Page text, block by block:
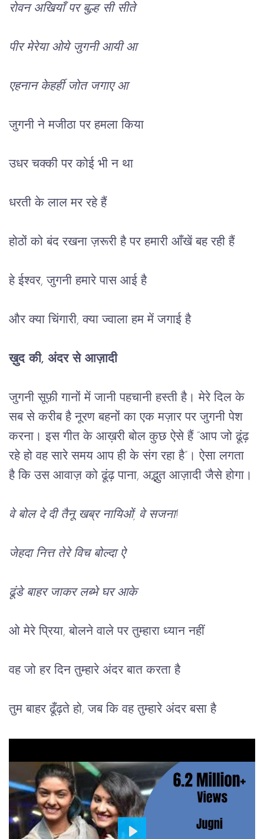
रोवन अखियाँ पर बुल्ह सी सीते
पीर मेरेया ओये जुगनी आयी आ
एहनान केहर्ही जोत जगाए आ
जुगनी ने मजीठा पर हमला किया
उधर चक्की पर कोई भी न था
धरती के लाल मर रहे हैं
होठों को बंद रखना ज़रूरी है पर हमारी आँखें बह रही हैं
हे ईश्वर, जुगनी हमारे पास आई है
और क्या चिंगारी, क्या ज्वाला हम में जगाई है
ख़ुद की, अंदर से आज़ादी
जुगनी सूफ़ी गानों में जानी पहचानी हस्ती है। मेरे दिल के
सब से करीब है नूरण बहनों का एक मज़ार पर जुगनी पेश
करना। इस गीत के आख़री बोल कुछ ऐसे हैं “आप जो ढूंढ़
रहे हो वह सारे समय आप ही के संग रहा है”। ऐसा लगता
है कि उस आवाज़ को ढूंढ़ पाना, अद्भुत आज़ादी जैसे होगा।
वे बोल दे दी तैनू खब्र नायिओं, वे सजना!
जेहदा नित्त तेरे विच बोल्दा ऐ
ढूंडे बाहर जाकर लब्भे घर आके
ओ मेरे प्रिया, बोलने वाले पर तुम्हारा ध्यान नहीं
वह जो हर दिन तुम्हारे अंदर बात करता है
तुम बाहर ढूँढ़ते हो, जब कि वह तुम्हारे अंदर बसा है